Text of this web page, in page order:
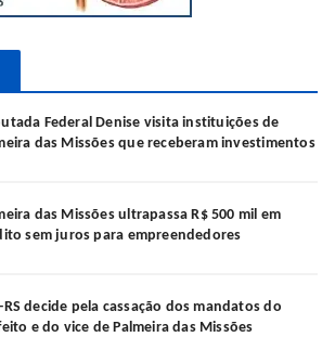
Federal Denise visita instituições de
das Missões que receberam investimentos
das Missões ultrapassa R$ 500 mil em
sem juros para empreendedores
RS decide pela cassação dos mandatos do
e do vice de Palmeira das Missões